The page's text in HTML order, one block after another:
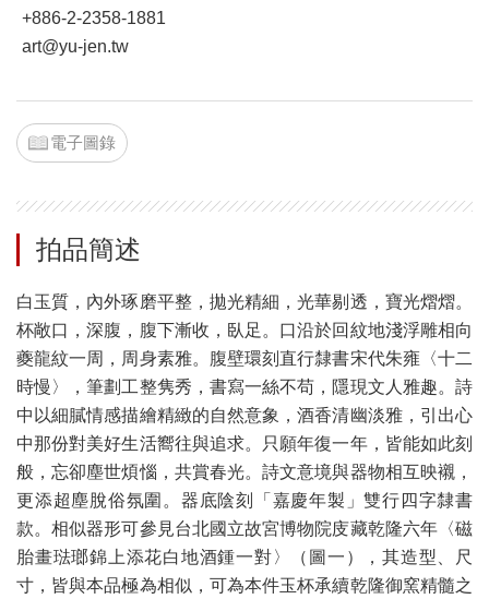
+886-2-2358-1881
art@yu-jen.tw
電子圖錄
拍品簡述
白玉質，內外琢磨平整，拋光精細，光華剔透，寶光熠熠。
杯敞口，深腹，腹下漸收，臥足。口沿於回紋地淺浮雕相向
夔龍紋一周，周身素雅。腹壁環刻直行隸書宋代朱雍〈十二
時慢〉，筆劃工整隽秀，書寫一絲不苟，隱現文人雅趣。詩
中以細膩情感描繪精緻的自然意象，酒香清幽淡雅，引出心
中那份對美好生活嚮往與追求。只願年復一年，皆能如此刻
般，忘卻塵世煩惱，共賞春光。詩文意境與器物相互映襯，
更添超塵脫俗氛圍。器底陰刻「嘉慶年製」雙行四字隸書
款。相似器形可參見台北國立故宮博物院庋藏乾隆六年〈磁
胎畫琺瑯錦上添花白地酒鍾一對〉（圖一），其造型、尺
寸，皆與本品極為相似，可為本件玉杯承續乾隆御窯精髓之